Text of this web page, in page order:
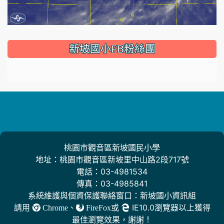
::: 新坡國小FB粉絲團
桃園市觀音區新坡國民小學
地址：桃園市觀音區新坡里中山路2段717號
電話：03-4981534
傳真：03-4985841
系統維護與個資保護聯絡窗口：新坡國小資訊組
請用
Chrome、 FireFox或
IE10.0瀏覽器以上獲得
最佳瀏覽效果，謝謝！